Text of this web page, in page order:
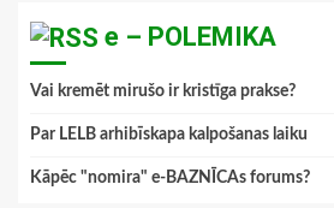
e – POLEMIKA
Vai kremēt mirušo ir kristīga prakse?
Par LELB arhibīskapa kalpošanas laiku
Kāpēc "nomira" e-BAZNĪCAs forums?